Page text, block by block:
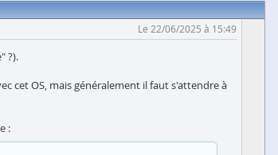
Le 22/06/2025 à 15:49
?).
cet OS, mais généralement il faut s'attendre à
: